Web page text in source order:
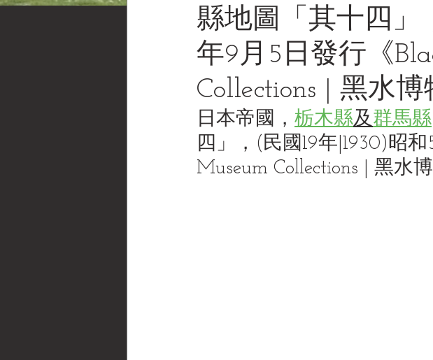
縣地圖「其十四」
年9月5日發行《
Collections | 黑水博
日本帝國， 栃木縣及群馬縣
四」，(民國19年|1930)昭
Museum Collections | 黑水